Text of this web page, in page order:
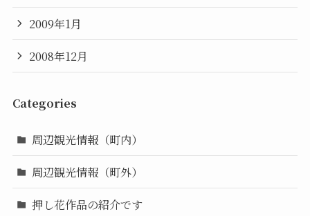
2009年1月
2008年12月
Categories
周辺観光情報（町内）
周辺観光情報（町外）
押し花作品の紹介です